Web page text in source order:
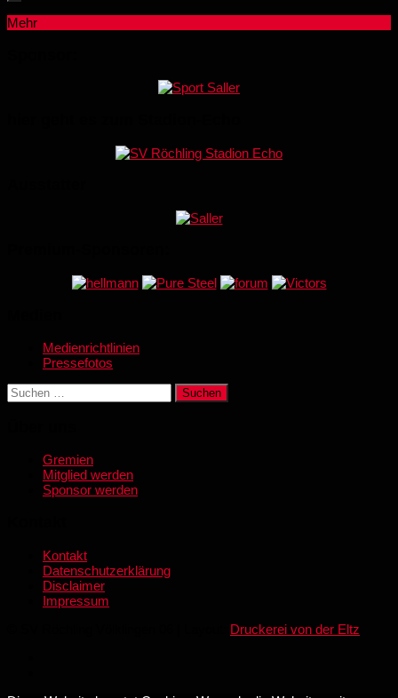
Mehr
Medienrichtlinien
Pressefotos
Suchen
nach:
Gremien
Mitglied werden
Sponsor werden
Kontakt
Datenschutzerklärung
Disclaimer
Impressum
Druckerei von der Eltz